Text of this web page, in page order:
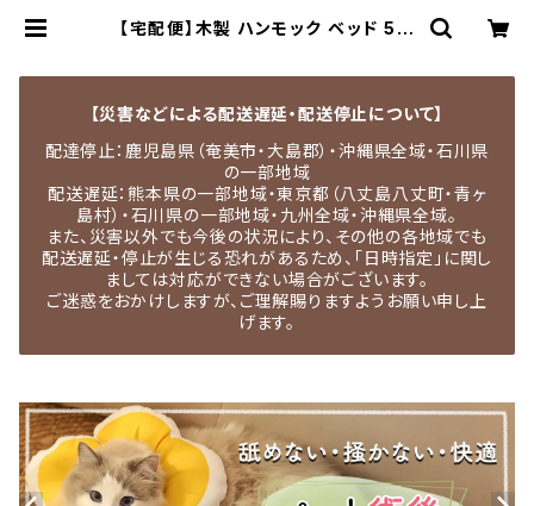
【宅配便】木製 ハンモック ベッド 5点
ッグウェア
【災害などによる配送遅延・配送停止について】
配達停止：鹿児島県（奄美市・大島郡）・沖縄県全域・石川県
の一部地域
配送遅延：熊本県の一部地域・東京都（八丈島八丈町・青ヶ
島村）・石川県の一部地域・九州全域・沖縄県全域。
また、災害以外でも今後の状況により、その他の各地域でも
配送遅延・停止が生じる恐れがあるため、「日時指定」に関し
ましては対応ができない場合がございます。
ご迷惑をおかけしますが、ご理解賜りますようお願い申し上
げます。